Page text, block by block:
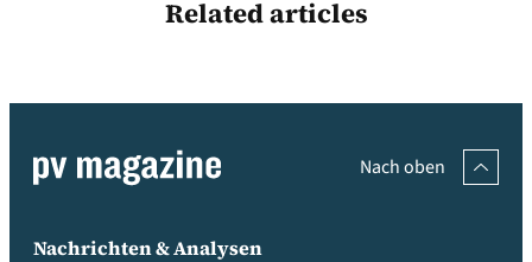
Related articles
Nach oben
Nachrichten & Analysen